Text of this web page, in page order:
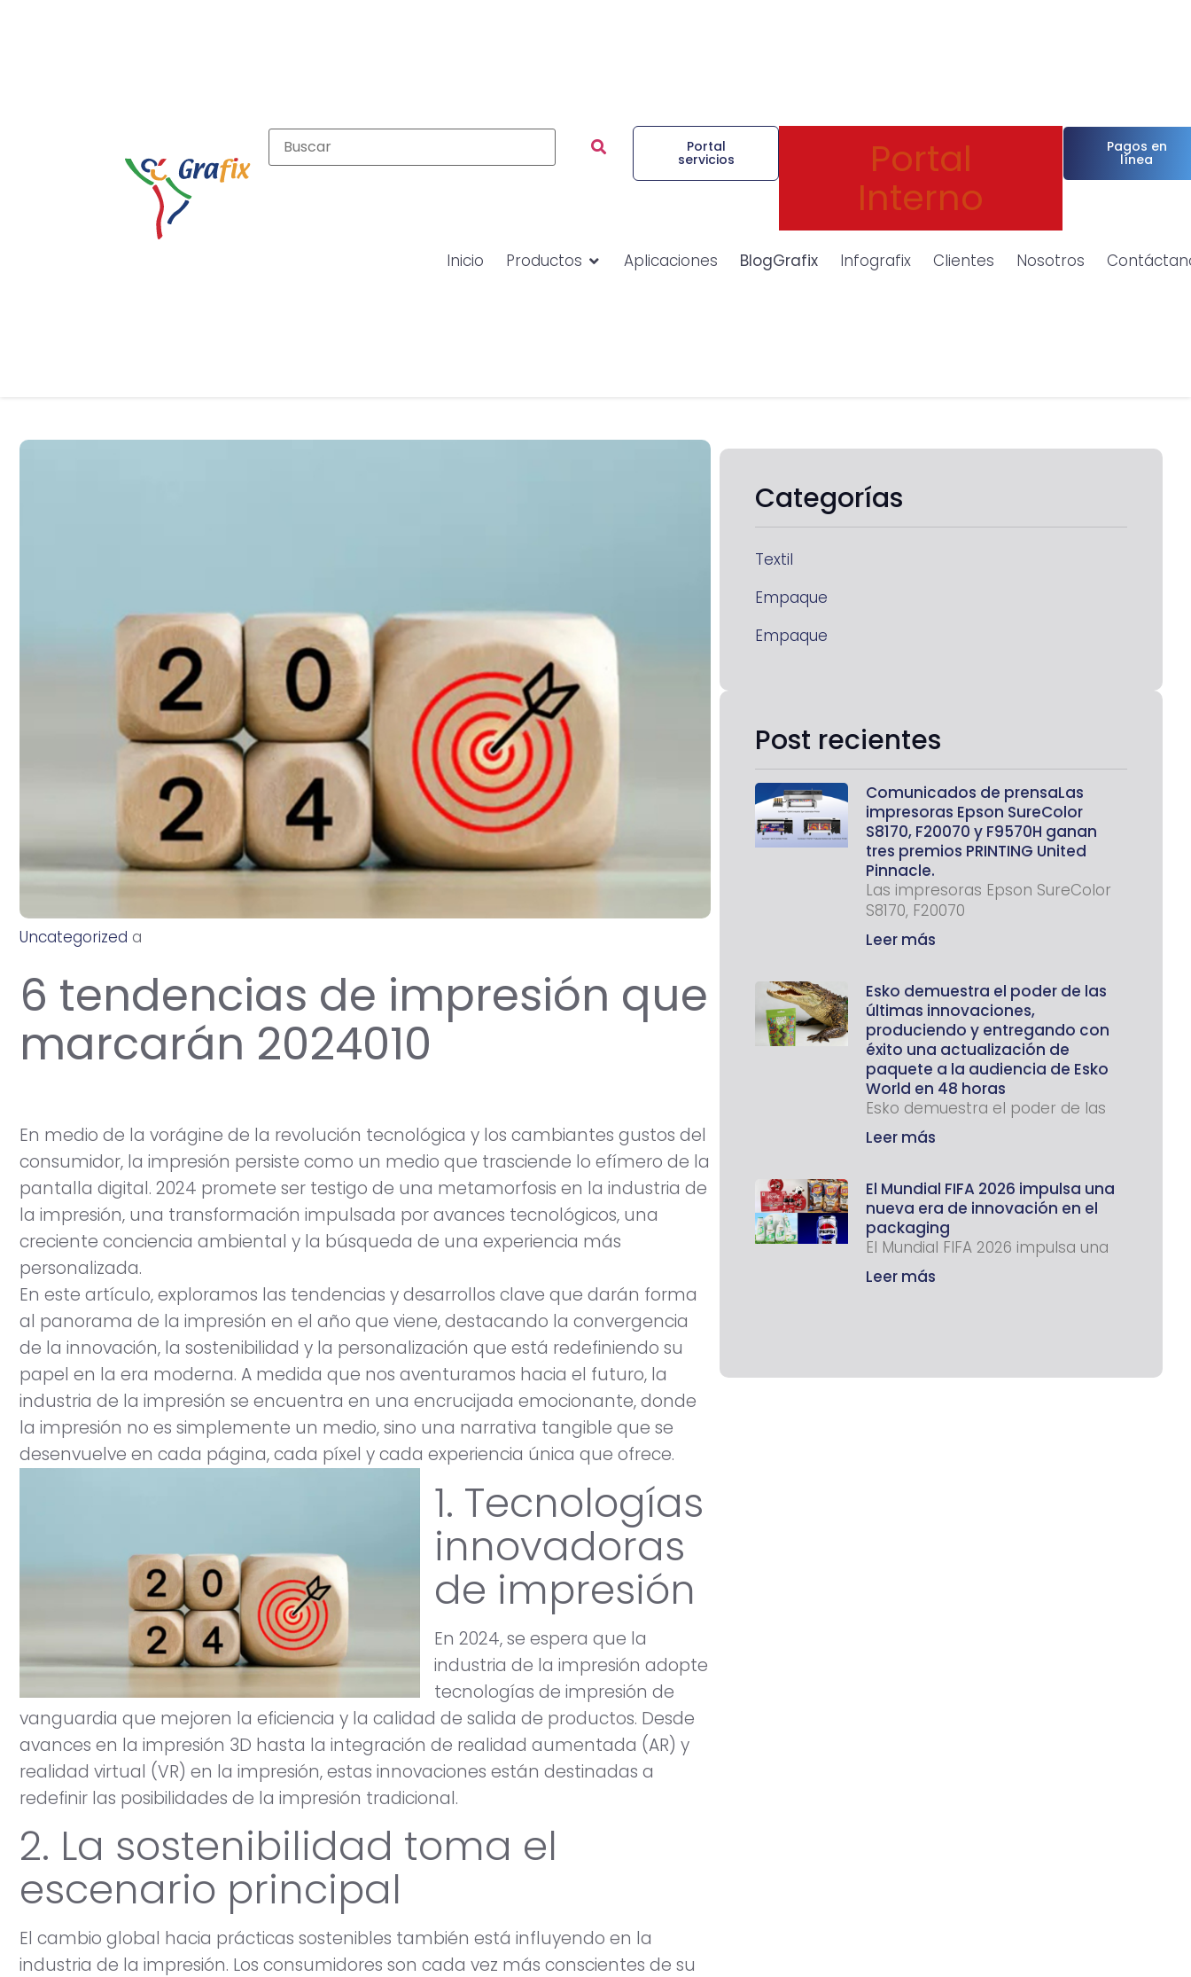
Portal
servicios Portal
Interno
Pagos en
línea
Inicio Productos Aplicaciones BlogGrafix Infografix Clientes Nosotros
Uncategorized a
6 tendencias de impresión que
marcarán 2024010
En medio de la vorágine de la revolución tecnológica y los cambiantes gustos del
consumidor, la impresión persiste como un medio que trasciende lo efímero de la
pantalla digital. 2024 promete ser testigo de una metamorfosis en la industria de
la impresión, una transformación impulsada por avances tecnológicos, una
creciente conciencia ambiental y la búsqueda de una experiencia más
personalizada.
En este artículo, exploramos las tendencias y desarrollos clave que darán forma
al panorama de la impresión en el año que viene, destacando la convergencia
de la innovación, la sostenibilidad y la personalización que está redefiniendo su
papel en la era moderna. A medida que nos aventuramos hacia el futuro, la
industria de la impresión se encuentra en una encrucijada emocionante, donde
la impresión no es simplemente un medio, sino una narrativa tangible que se
desenvuelve en cada página, cada píxel y cada experiencia única que ofrece.
1. Tecnologías
innovadoras
de impresión
En 2024, se espera que la
industria de la impresión adopte
tecnologías de impresión de
vanguardia que mejoren la eficiencia y la calidad de salida de productos. Desde
avances en la impresión 3D hasta la integración de realidad aumentada (AR) y
realidad virtual (VR) en la impresión, estas innovaciones están destinadas a
redefinir las posibilidades de la impresión tradicional.
2. La sostenibilidad toma el
escenario principal
El cambio global hacia prácticas sostenibles también está influyendo en la
industria de la impresión. Los consumidores son cada vez más conscientes de su
Categorías
Textil
Empaque
Empaque
Post recientes
Comunicados de prensaLas
impresoras Epson SureColor
S8170, F20070 y F9570H ganan
tres premios PRINTING United
Pinnacle.
Las impresoras Epson SureColor
S8170, F20070
Leer más
Esko demuestra el poder de las
últimas innovaciones,
produciendo y entregando con
éxito una actualización de
paquete a la audiencia de Esko
World en 48 horas
Esko demuestra el poder de las
Leer más
El Mundial FIFA 2026 impulsa una
nueva era de innovación en el
packaging
El Mundial FIFA 2026 impulsa una
Leer más